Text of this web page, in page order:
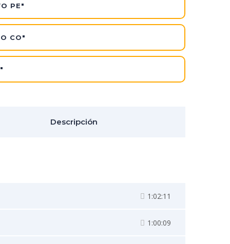
PE"
CO"
Descripción
1:02:11
1:00:09